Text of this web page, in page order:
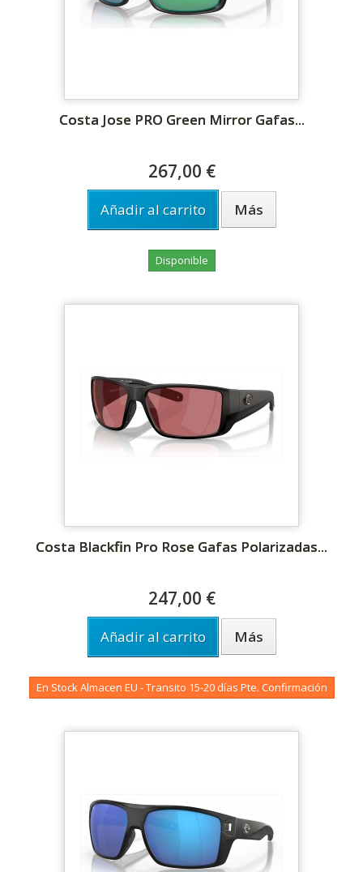
Costa Jose PRO Green Mirror Gafas...
267,00 €
Añadir al carrito Más
Disponible
Costa Blackfin Pro Rose Gafas Polarizadas...
247,00 €
Añadir al carrito Más
En Stock Almacen EU - Transito 15-20 días Pte. Confirmación